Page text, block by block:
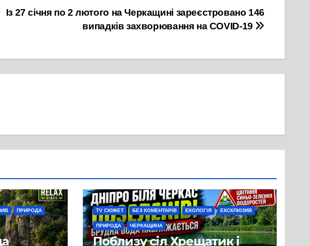
Із 27 січня по 2 лютого на Черкащині зареєстровано 146
випадків захворювання на COVID-19
ПРИРОДА TV СЮЖЕТ БЕЗ КОМЕНТАРІВ ЕКОЛОГІЯ ЕКСКЛЮЗИВ
ПРИРОДА ЧЕРКАЩИНА
Поблизу сіл Хрещатик і